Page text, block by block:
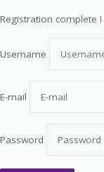
Registration complete !
Username
E-mail
Password